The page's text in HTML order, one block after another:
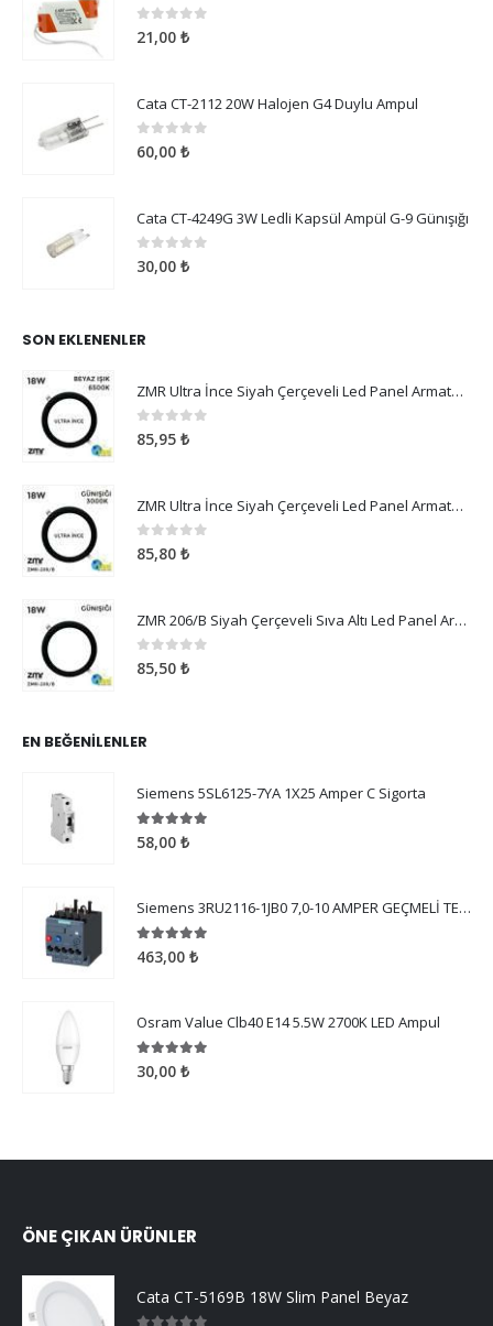
05 üzerinden
21,00 ₺
Cata CT-2112 20W Halojen G4 Duylu Ampul
05 üzerinden
60,00 ₺
Cata CT-4249G 3W Ledli Kapsül Ampül G-9 Günışığı
05 üzerinden
30,00 ₺
SON EKLENENLER
ZMR Ultra İnce Siyah Çerçeveli Led Panel Armatür 18W Beyaz Işık
05 üzerinden
85,95 ₺
ZMR Ultra İnce Siyah Çerçeveli Led Panel Armatür 18W Günışığı
05 üzerinden
85,80 ₺
ZMR 206/B Siyah Çerçeveli Sıva Altı Led Panel Armatür 18W Günışığı
05 üzerinden
85,50 ₺
EN BEĞENILENLER
Siemens 5SL6125-7YA 1X25 Amper C Sigorta
5.005 üzerinden
58,00 ₺
Siemens 3RU2116-1JB0 7,0-10 AMPER GEÇMELİ TERMİK ROLE
5.005 üzerinden
463,00 ₺
Osram Value Clb40 E14 5.5W 2700K LED Ampul
5.005 üzerinden
30,00 ₺
ÖNE ÇIKAN ÜRÜNLER
Cata CT-5169B 18W Slim Panel Beyaz